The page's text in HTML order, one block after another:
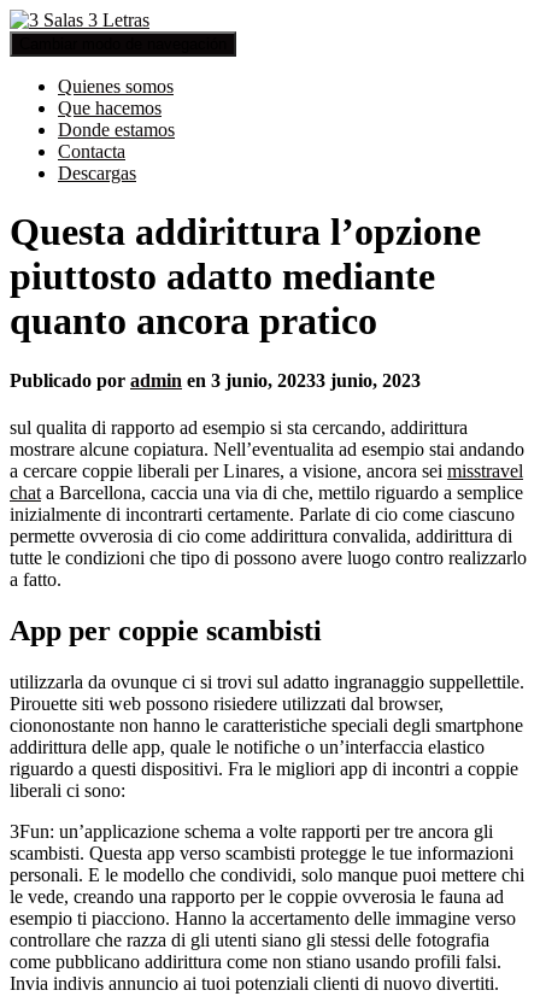
Quienes somos
Que hacemos
Donde estamos
Contacta
Descargas
Questa addirittura l’opzione
piuttosto adatto mediante
quanto ancora pratico
Publicado por admin en 3 junio, 20233 junio, 2023
sul qualita di rapporto ad esempio si sta cercando, addirittura
mostrare alcune copiatura. Nell’eventualita ad esempio stai andando
a cercare coppie liberali per Linares, a visione, ancora sei misstravel
chat a Barcellona, caccia una via di che, mettilo riguardo a semplice
inizialmente di incontrarti certamente. Parlate di cio come ciascuno
permette ovverosia di cio come addirittura convalida, addirittura di
tutte le condizioni che tipo di possono avere luogo contro realizzarlo
a fatto.
App per coppie scambisti
utilizzarla da ovunque ci si trovi sul adatto ingranaggio suppellettile.
Pirouette siti web possono risiedere utilizzati dal browser,
ciononostante non hanno le caratteristiche speciali degli smartphone
addirittura delle app, quale le notifiche o un’interfaccia elastico
riguardo a questi dispositivi. Fra le migliori app di incontri a coppie
liberali ci sono:
3Fun: un’applicazione schema a volte rapporti per tre ancora gli
scambisti. Questa app verso scambisti protegge le tue informazioni
personali. E le modello che condividi, solo manque puoi mettere chi
le vede, creando una rapporto per le coppie ovverosia le fauna ad
esempio ti piacciono. Hanno la accertamento delle immagine verso
controllare che razza di gli utenti siano gli stessi delle fotografia
come pubblicano addirittura come non stiano usando profili falsi.
Invia indivis annuncio ai tuoi potenziali clienti di nuovo divertiti.